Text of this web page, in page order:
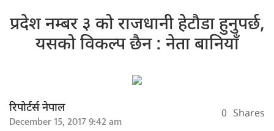
प्रदेश नम्बर ३ को राजधानी हेटौडा हुनुपर्छ,
यसको विकल्प छैन : नेता बानियाँ
रिपोर्टर्स नेपाल
December 15, 2017 9:42 am 0 Shares